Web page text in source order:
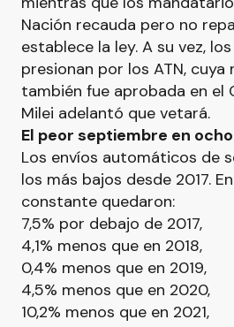
Nación recauda pero no
establece la ley. A su vez,
presionan por los ATN,
también fue aprobada en el
Milei adelantó que vetará.
El peor septiembre en
Los envíos automáticos de
los más bajos desde 2017.
constante quedaron:
7,5% por debajo de 2017,
4,1% menos que en 2018,
0,4% menos que en 2019,
4,5% menos que en 2020,
10,2% menos que en 2021,